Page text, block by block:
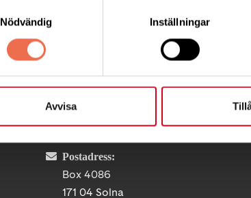
Nödvändig
Inställningar
Avvisa
Besöksadress:
Ågatan 12 C, 172 62 Sundbyberg
Postadress:
Box 4086
171 04 Solna